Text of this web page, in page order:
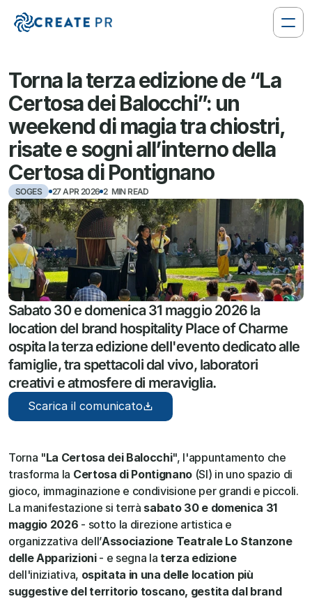
Torna la terza edizione de “La
Certosa dei Balocchi”: un
weekend di magia tra chiostri,
risate e sogni all’interno della
Certosa di Pontignano
SOGES 27 APR 2026 2  MIN READ
Sabato 30 e domenica 31 maggio 2026 la
location del brand hospitality Place of Charme
ospita la terza edizione dell'evento dedicato alle
famiglie, tra spettacoli dal vivo, laboratori
creativi e atmosfere di meraviglia.
Scarica il comunicato
Torna "La Certosa dei Balocchi", l'appuntamento che
trasforma la Certosa di Pontignano (SI) in uno spazio di
gioco, immaginazione e condivisione per grandi e piccoli.
La manifestazione si terrà sabato 30 e domenica 31
maggio 2026 - sotto la direzione artistica e
organizzativa dell’Associazione Teatrale Lo Stanzone
delle Apparizioni - e segna la terza edizione
dell'iniziativa, ospitata in una delle location più
suggestive del territorio toscano, gestita dal brand